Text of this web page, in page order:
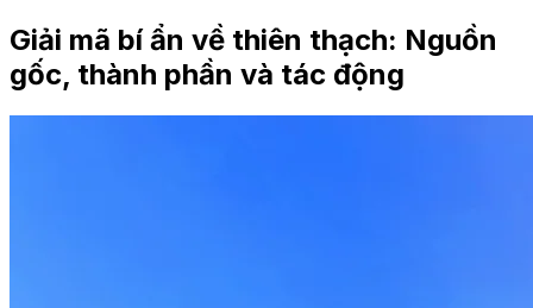
Giải mã bí ẩn về thiên thạch: Nguồn
gốc, thành phần và tác động